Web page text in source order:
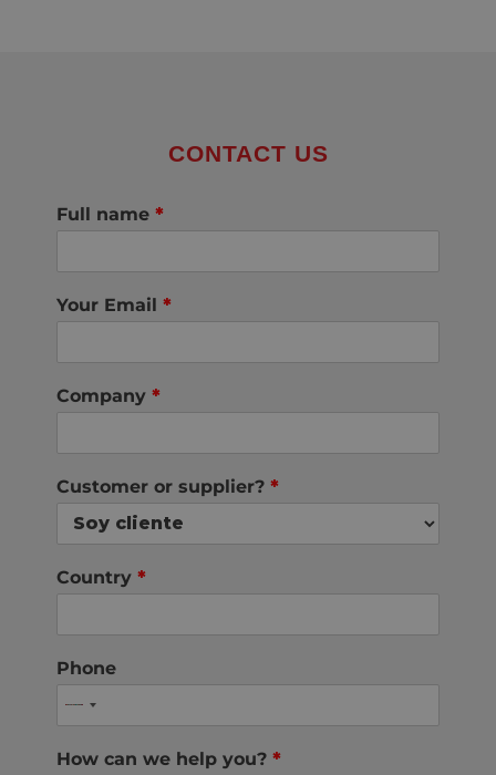
CONTACT US
Full name *
Your Email *
Company *
Customer or supplier? *
Country *
Phone
How can we help you? *